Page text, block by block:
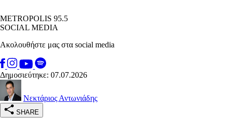
METROPOLIS 95.5
SOCIAL MEDIA
Ακολουθήστε μας στα social media
Δημοσιεύτηκε: 07.07.2026
Νεκτάριος Αντωνιάδης
SHARE